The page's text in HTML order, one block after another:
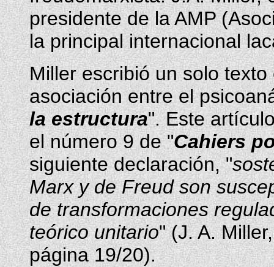
presidente de la AMP
la principal internacional
Miller escribió un solo
asociación entre el
la estructura". Este
el número 9 de "Cahiers
siguiente declaración, "
Marx y de Freud son
de transformaciones
teórico unitario" (J. A.
página 19/20).